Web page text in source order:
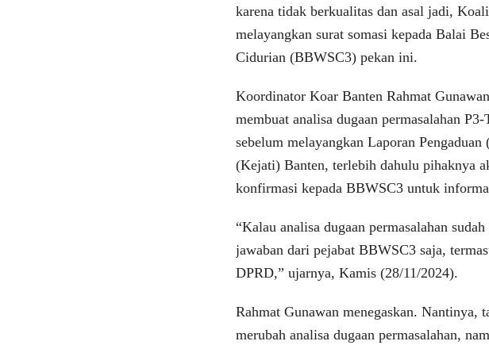
karena tidak berkualitas dan asal jadi,
melayangkan surat somasi kepada Balai
Cidurian (BBWSC3) pekan ini.
Koordinator Koar Banten Rahmat
membuat analisa dugaan permasalahan
sebelum melayangkan Laporan
(Kejati) Banten, terlebih dahulu pihaknya
konfirmasi kepada BBWSC3 untuk
“Kalau analisa dugaan permasalahan
jawaban dari pejabat BBWSC3 saja,
DPRD,” ujarnya, Kamis (28/11/2024).
Rahmat Gunawan menegaskan. Nantinya,
merubah analisa dugaan permasalahan,